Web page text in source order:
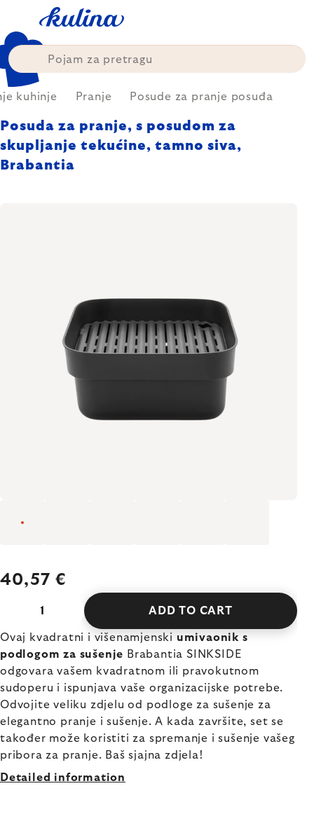
content
kuhinje Pranje Posude za pranje posuđa
Posuda za pranje, s posudom za
skupljanje tekućine, tamno siva,
Brabantia
40,57 €
ADD TO CART
Ovaj kvadratni i višenamjenski umivaonik s
podlogom za sušenje Brabantia SINKSIDE
odgovara vašem kvadratnom ili pravokutnom
sudoperu i ispunjava vaše organizacijske potrebe.
Odvojite veliku zdjelu od podloge za sušenje za
elegantno pranje i sušenje. A kada završite, set se
također može koristiti za spremanje i sušenje vašeg
pribora za pranje. Baš sjajna zdjela!
Detailed information